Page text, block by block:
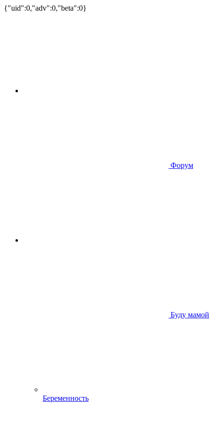
{"uid":0,"adv":0,"beta":0}
Форум
Буду мамой
Беременность